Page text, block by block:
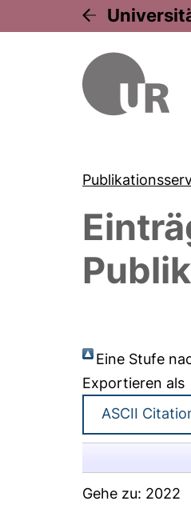
Eine Stufe
Exportieren als
Gehe zu: 2022